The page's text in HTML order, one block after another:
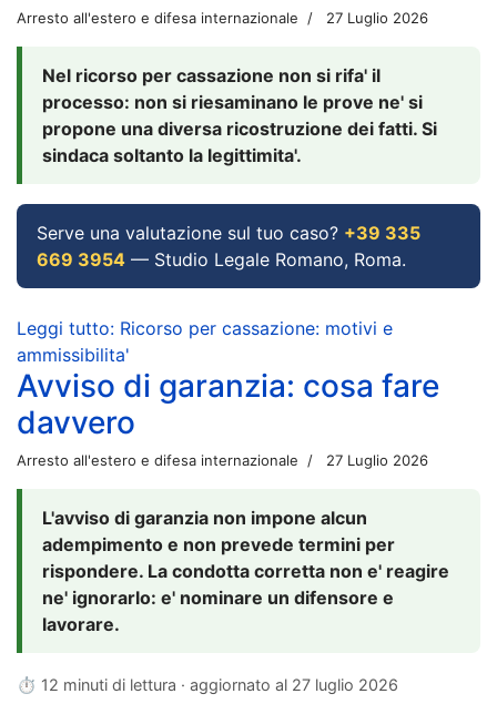
Arresto all'estero e difesa internazionale 27 Luglio 2026
Nel ricorso per cassazione non si rifa' il
processo: non si riesaminano le prove ne' si
propone una diversa ricostruzione dei fatti. Si
sindaca soltanto la legittimita'.
Serve una valutazione sul tuo caso? +39 335
669 3954 — Studio Legale Romano, Roma.
Leggi tutto: Ricorso per cassazione: motivi e
ammissibilita'
Avviso di garanzia: cosa fare
davvero
Arresto all'estero e difesa internazionale 27 Luglio 2026
L'avviso di garanzia non impone alcun
adempimento e non prevede termini per
rispondere. La condotta corretta non e' reagire
ne' ignorarlo: e' nominare un difensore e
lavorare.
⏱ 12 minuti di lettura · aggiornato al 27 luglio 2026